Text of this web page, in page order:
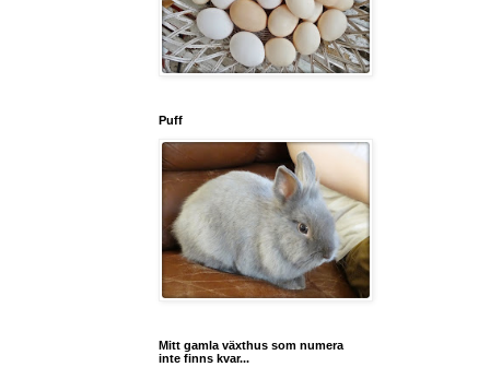
Puff
Mitt gamla växthus som numera
inte finns kvar...